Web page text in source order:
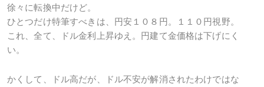
徐々に転換中だけど。
ひとつだけ特筆すべきは、円安１０８円。１１０円視野。
これ、全て、ドル金利上昇ゆえ。円建て金価格は下げにく
い。
かくして、ドル高だが、ドル不安が解消されたわけではな